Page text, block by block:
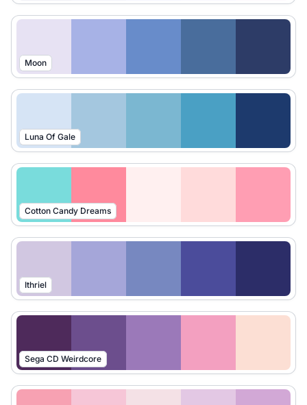
Moon
Luna Of Gale
Cotton Candy Dreams
Ithriel
Sega CD Weirdcore